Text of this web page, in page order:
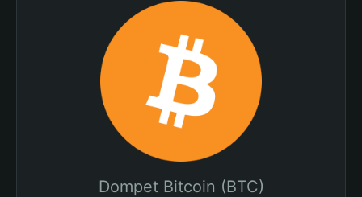
Dompet Bitcoin (BTC)